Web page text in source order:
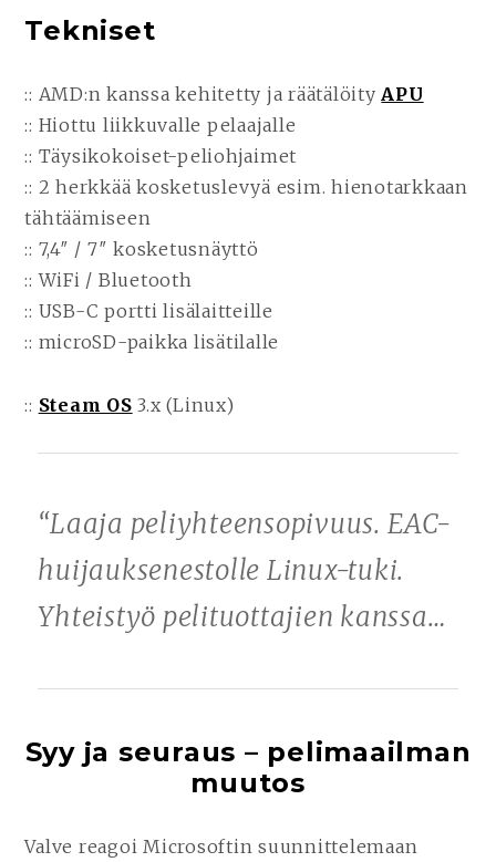
Tekniset
:: AMD:n kanssa kehitetty ja räätälöityAPU
:: Hiottu liikkuvalle pelaajalle
:: Täysikokoiset-peliohjaimet
:: 2 herkkää kosketuslevyä esim. hienotarkkaan
tähtäämiseen
:: 7,4″ / 7″ kosketusnäyttö
:: WiFi / Bluetooth
:: USB-C portti lisälaitteille
:: microSD-paikka lisätilalle
:: Steam OS 3.x (Linux)
“Laaja peliyhteensopivuus. EAC-
huijauksenestolle Linux-tuki.
Yhteistyö pelituottajien kanssa…
Syy ja seuraus – pelimaailman
muutos
Valve reagoi Microsoftin suunnittelemaan